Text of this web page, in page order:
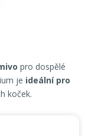
pro dospělé
je ideální pro
koček.